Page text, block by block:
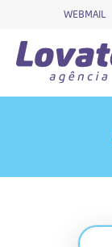
WEBMAIL